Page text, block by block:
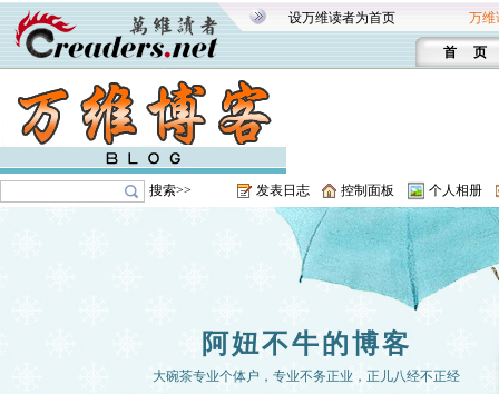
设万维读者为首页 万维
首 页
搜索>> 发表日志 控制面板 个人相册
阿妞不牛的博客
大碗茶专业个体户，专业不务正业，正儿八经不正经